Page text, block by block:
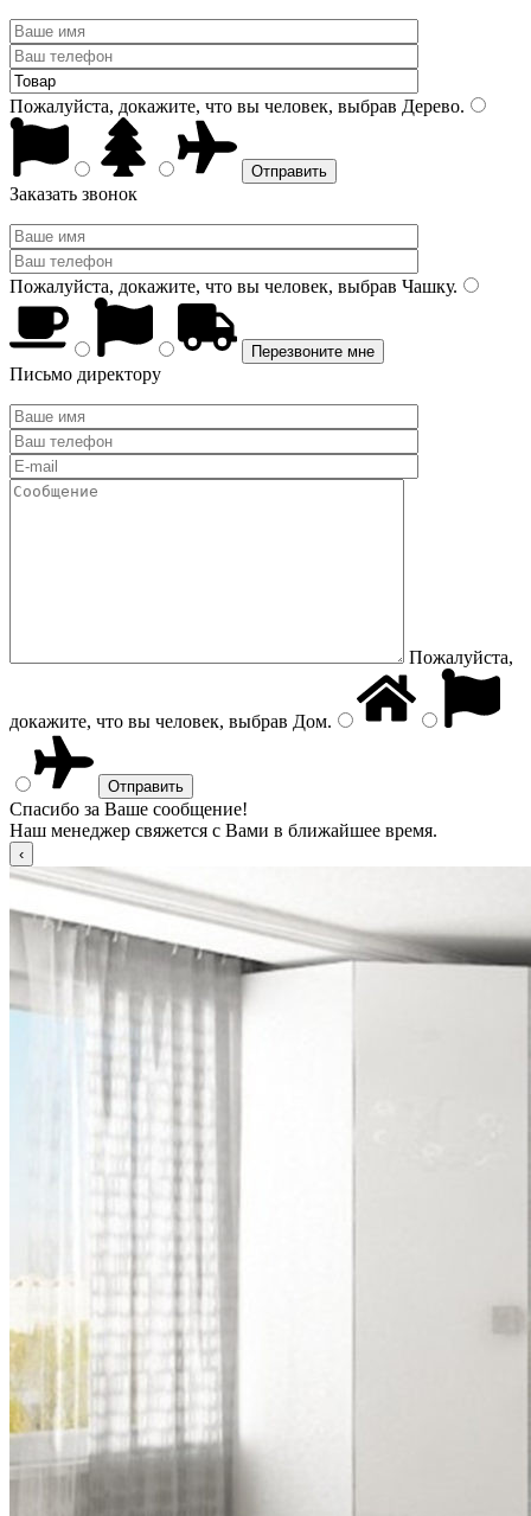
Пожалуйста, докажите, что вы человек, выбрав Дерево.
Заказать звонок
Пожалуйста, докажите, что вы человек, выбрав Чашку.
Письмо директору
Пожалуйста,
докажите, что вы человек, выбрав Дом.
Спасибо за Ваше сообщение!
Наш менеджер свяжется с Вами в ближайшее время.